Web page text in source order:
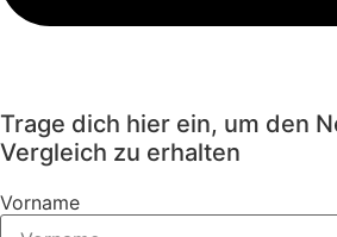
Trage dich hier ein, um den
Vergleich zu erhalten
Vorname